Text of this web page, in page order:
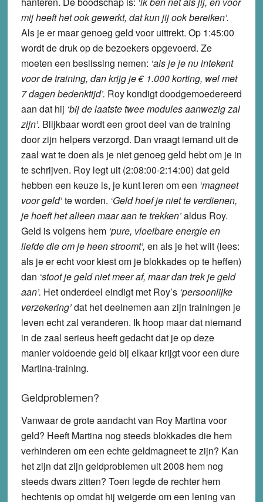
mij heeft het ook gewerkt, dat kun jij ook bereiken’.
Als je er maar genoeg geld voor uittrekt. Op 1:45:00
wordt de druk op de bezoekers opgevoerd. Ze
moeten een beslissing nemen: ‘als je je nu intekent
voor de training, dan krijg je € 1.000 korting, wel met
7 dagen bedenktijd’. Roy kondigt doodgemoedereerd
aan dat hij ‘bij de laatste twee modules aanwezig zal
zijn’. Blijkbaar wordt een groot deel van de training
door zijn helpers verzorgd. Dan vraagt iemand uit de
zaal wat te doen als je niet genoeg geld hebt om je in
te schrijven. Roy legt uit (2:08:00-2:14:00) dat geld
hebben een keuze is, je kunt leren om een ‘magneet
voor geld’te worden. ‘Geld hoef je niet te verdienen,
je hoeft het alleen maar aan te trekken’aldus Roy.
Geld is volgens hem ‘pure, vloeibare energie en
liefde die om je heen stroomt’, en als je het wilt (lees:
als je er echt voor kiest om je blokkades op te heffen)
dan ‘stoot je geld niet meer af, maar dan trek je geld
aan’. Het onderdeel eindigt met Roy’s ‘persoonlijke
verzekering’dat het deelnemen aan zijn trainingen je
leven echt zal veranderen. Ik hoop maar dat niemand
in de zaal serieus heeft gedacht dat je op deze
manier voldoende geld bij elkaar krijgt voor een dure
Martina-training.
Geldproblemen?
Vanwaar de grote aandacht van Roy Martina voor
geld? Heeft Martina nog steeds blokkades die hem
verhinderen om een echte geldmagneet te zijn? Kan
het zijn dat zijn geldproblemen uit 2008 hem nog
steeds dwars zitten? Toen legde de rechter hem
hechtenis op omdat hij weigerde om een lening van